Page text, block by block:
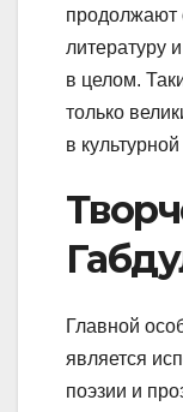
продолжают
литературу
в целом.
только
в
Главной
является
поэзии и